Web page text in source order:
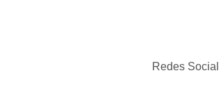
Redes